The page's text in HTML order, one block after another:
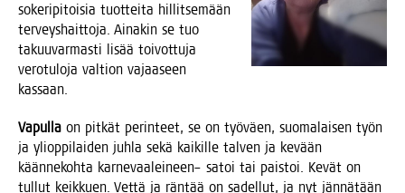
soke­ri­pi­toi­sia tuot­tei­ta hil­lit­se­mään
ter­veys­hait­to­ja. Aina­kin se tuo
takuu­var­mas­ti lisää toi­vot­tu­ja
vero­tu­lo­ja val­tion vajaa­seen
kassaan.
Vapul­la on pit­kät perin­teet, se on työ­väen, suo­ma­lai­sen työn
ja yli­op­pi­lai­den juh­la sekä kai­kil­le tal­ven ja kevään
kään­ne­koh­ta kar­ne­vaa­lei­neen– satoi tai pais­toi. Kevät on
tul­lut keik­kuen. Vet­tä ja rän­tää on sadel­lut, ja nyt jän­nä­tään